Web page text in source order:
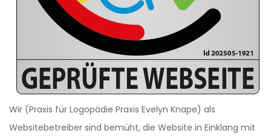
Wir (Praxis für Logopädie Praxis Evelyn Knape) als
Websitebetreiber sind bemüht, die Website in Einklang mit